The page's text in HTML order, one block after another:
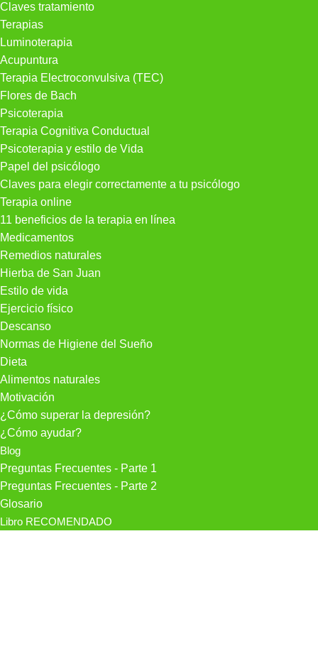
Claves tratamiento
Terapias
Luminoterapia
Acupuntura
Terapia Electroconvulsiva (TEC)
Flores de Bach
Psicoterapia
Terapia Cognitiva Conductual
Psicoterapia y estilo de Vida
Papel del psicólogo
Claves para elegir correctamente a tu psicólogo
Terapia online
11 beneficios de la terapia en línea
Medicamentos
Remedios naturales
Hierba de San Juan
Estilo de vida
Ejercicio físico
Descanso
Normas de Higiene del Sueño
Dieta
Alimentos naturales
Motivación
¿Cómo superar la depresión?
¿Cómo ayudar?
Blog
Preguntas Frecuentes - Parte 1
Preguntas Frecuentes - Parte 2
Glosario
Libro RECOMENDADO